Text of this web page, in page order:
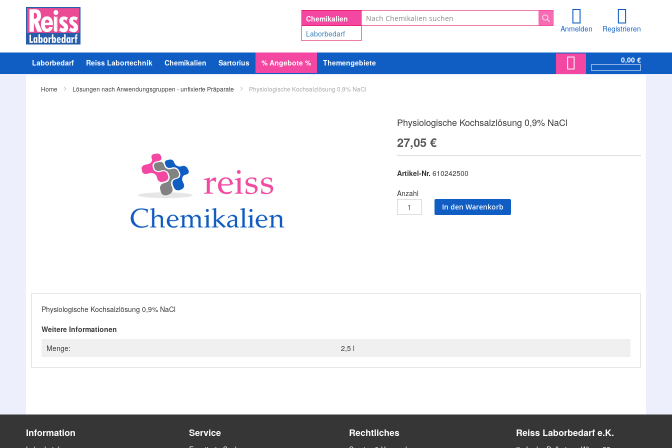
0,00 €
Anmelden Registrieren
Chemikalien
Laborbedarf
Suche
Suche
Laborbedarf Reiss Labortechnik Chemikalien Sartorius % Angebote % Themengebiete
Home Lösungen nach Anwendungsgruppen - unfixierte Präparate Physiologische Kochsalzlösung 0,9% NaCl
Physiologische Kochsalzlösung 0,9% NaCl
27,05 €
Artikel-Nr. 610242500
Anzahl
In den Warenkorb
springen
Physiologische Kochsalzlösung 0,9% NaCl
Weitere Informationen
Menge:
2,5 l
Information Service Rechtliches Reiss Laborbedarf e.K.